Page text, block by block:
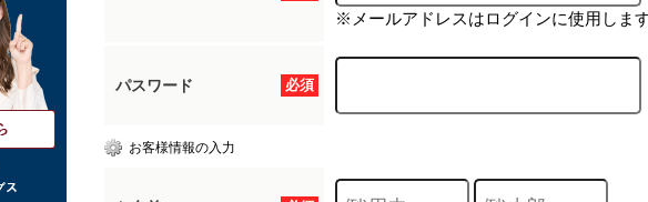
※メールアドレスはログインに使用します
必須
パスワード
お客様情報の入力